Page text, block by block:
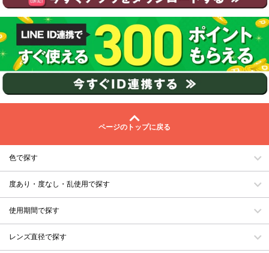
ページのトップに戻る
色で探す
度あり・度なし・乱使用で探す
使用期間で探す
レンズ直径で探す